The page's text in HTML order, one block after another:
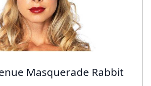
Masquerade Rabbit